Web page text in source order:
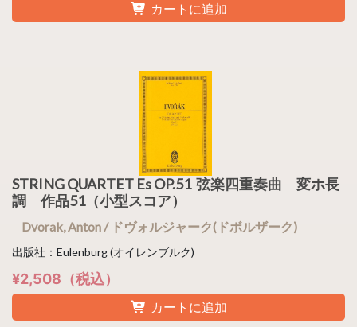
カートに追加
STRING QUARTET Es OP.51 弦楽四重奏曲 変ホ長
調 作品51（小型スコア）
Dvorak, Anton / ドヴォルジャーク(ドボルザーク)
出版社：Eulenburg (オイレンブルク)
¥2,508（税込）
カートに追加